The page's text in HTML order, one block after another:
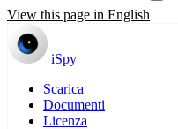
View this page in English
iSpy
Scarica
Documenti
Licenza